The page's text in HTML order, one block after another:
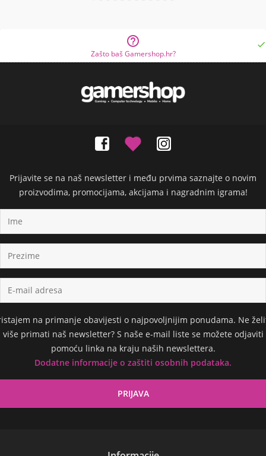

Zašto baš Gamershop.hr?

Prijavite se na naš newsletter i među prvima saznajte o novim
proizvodima, promocijama, akcijama i nagradnim igrama!
na primanje obavijesti o najpovoljnijim ponudama. Ne
više primati naš newsletter? S naše e-mail liste se možete odjaviti
pomoću linka na kraju naših newslettera.
Dodatne informacije o zaštiti osobnih podataka.